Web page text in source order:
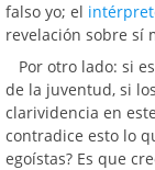
falso yo; el
revelación sobre sí
Por otro lado: si
de la juventud, si
clarividencia en
contradice esto lo
egoístas? Es que